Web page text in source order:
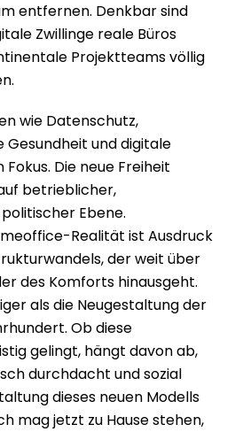
entfernen. Denkbar sind
Zwillinge reale Büros
Projektteams völlig
wie Datenschutz,
Gesundheit und digitale
Die neue Freiheit
betrieblicher,
Ebene.
Realität ist Ausdruck
der weit über
des Komforts hinausgeht.
als die Neugestaltung der
Ob diese
gelingt, hängt davon ab,
durchdacht und sozial
dieses neuen Modells
mag jetzt zu Hause stehen,